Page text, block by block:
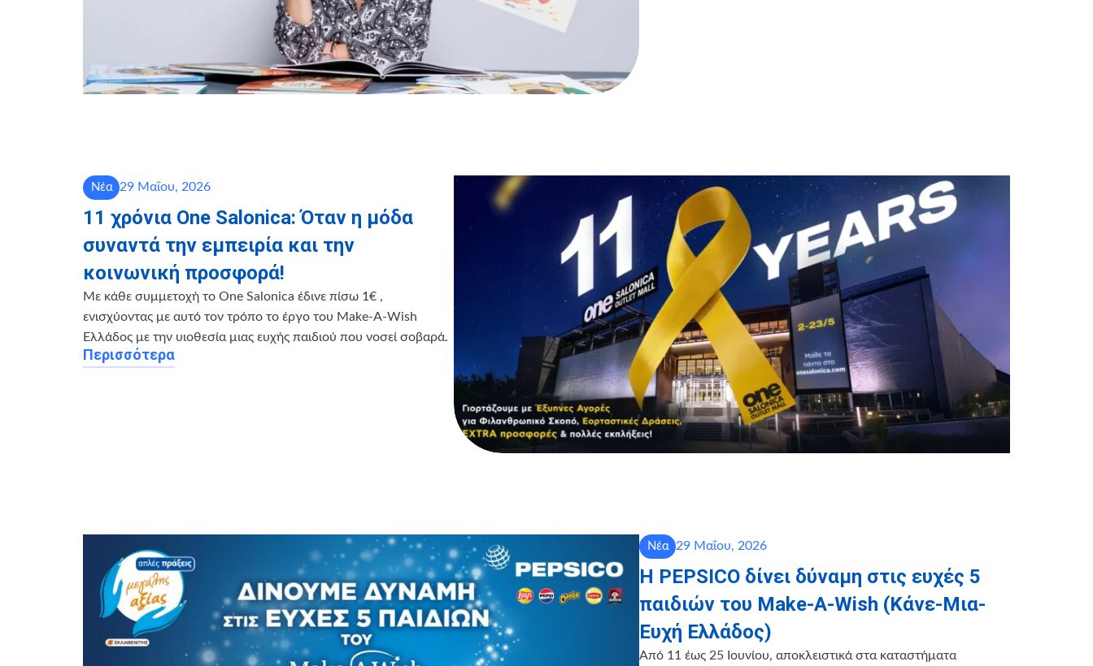
Νέα 29 Μαΐου, 2026
11 χρόνια One Salonica: Όταν η μόδα
συναντά την εμπειρία και την
κοινωνική προσφορά!
Με κάθε συμμετοχή το One Salonica έδινε πίσω 1€ ,
ενισχύοντας με αυτό τον τρόπο το έργο του Make-A-Wish
Ελλάδος με την υιοθεσία μιας ευχής παιδιού που νοσεί σοβαρά.
Περισσότερα
Νέα 29 Μαΐου, 2026
Η PEPSICO δίνει δύναμη στις ευχές 5
παιδιών του Make-A-Wish (Κάνε-Μια-
Ευχή Ελλάδος)
Από 11 έως 25 Ιουνίου, αποκλειστικά στα καταστήματα